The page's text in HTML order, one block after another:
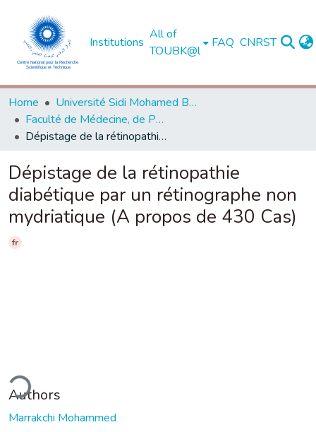
Institutions
All of
TOUBK@l
FAQ CNRST
Home
Université Sidi Mohamed Ben Abdellah de Fès
Faculté de Médecine, de Pharmacie et de Médecine Dentaire - Fès
Dépistage de la rétinopathie diabétique par un rétinographe non mydriatique (A propos de 430 Cas)
Dépistage de la rétinopathie
diabétique par un rétinographe non
mydriatique (A propos de 430 Cas)
fr
Authors
Marrakchi Mohammed